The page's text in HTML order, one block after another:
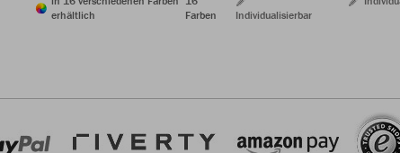
erhältlich
Farben
Individualisierbar